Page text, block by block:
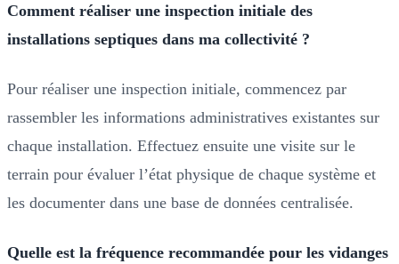
Comment réaliser une inspection initiale des
installations septiques dans ma collectivité ?
Pour réaliser une inspection initiale, commencez par
rassembler les informations administratives existantes sur
chaque installation. Effectuez ensuite une visite sur le
terrain pour évaluer l’état physique de chaque système et
les documenter dans une base de données centralisée.
Quelle est la fréquence recommandée pour les vidanges